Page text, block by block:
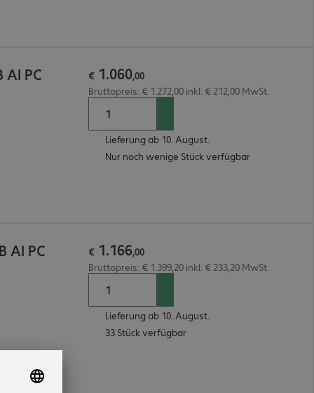
AI PC € 1.060,00
Bruttopreis: € 1.272,00 inkl. € 212,00 MwSt.
Lieferung ab 10. August.
Nur noch wenige Stück verfügbar
AI PC € 1.166,00
Bruttopreis: € 1.399,20 inkl. € 233,20 MwSt.
Lieferung ab 10. August.
33 Stück verfügbar